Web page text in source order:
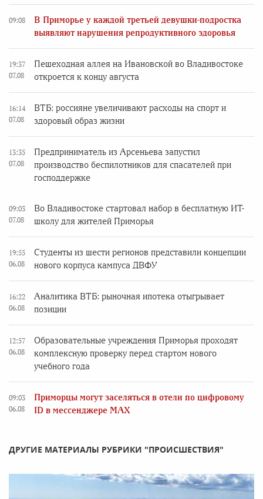
09:08
В Приморье у каждой третьей девушки-подростка
выявляют нарушения репродуктивного здоровья
19:37
07.08
Пешеходная аллея на Ивановской во Владивостоке
откроется к концу августа
16:14
07.08
ВТБ: россияне увеличивают расходы на спорт и
здоровый образ жизни
13:35
07.08
Предприниматель из Арсеньева запустил
производство беспилотников для спасателей при
господдержке
09:03
07.08
Во Владивостоке стартовал набор в бесплатную ИТ-
школу для жителей Приморья
19:55
06.08
Студенты из шести регионов представили концепции
нового корпуса кампуса ДВФУ
16:22
06.08
Аналитика ВТБ: рыночная ипотека отыгрывает
позиции
12:57
06.08
Образовательные учреждения Приморья проходят
комплексную проверку перед стартом нового
учебного года
09:03
06.08
Приморцы могут заселяться в отели по цифровому
ID в мессенджере MAX
ДРУГИЕ МАТЕРИАЛЫ РУБРИКИ "ПРОИСШЕСТВИЯ"